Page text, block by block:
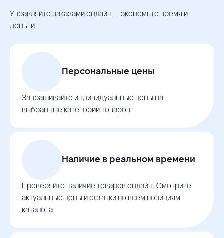
Управляйте заказами онлайн — экономьте время и
деньги
Персональные цены
Запрашивайте индивидуальные цены на
выбранные категории товаров.
Наличие в реальном времени
Проверяйте наличие товаров онлайн. Смотрите
актуальные цены и остатки по всем позициям
каталога.